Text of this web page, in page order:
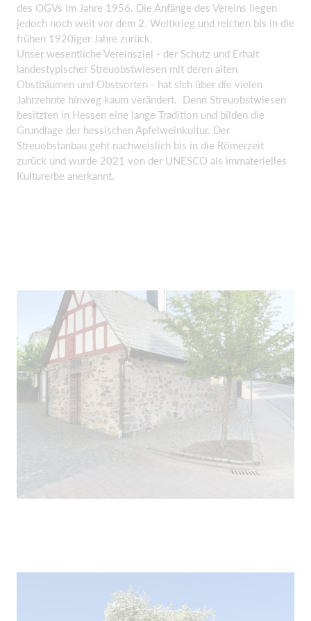
des OGVs im Jahre 1956. Die Anfänge des Vereins liegen
jedoch noch weit vor dem 2. Weltkrieg und reichen bis in die
frühen 1920iger Jahre zurück.
Unser wesentliche Vereinsziel - der Schutz und Erhalt
landestypischer Streuobstwiesen mit deren alten
Obstbäumen und Obstsorten - hat sich über die vielen
Jahrzehnte hinweg kaum verändert. Denn Streuobstwiesen
besitzten in Hessen eine lange Tradition und bilden die
Grundlage der hessischen Apfelweinkultur. Der
Streuobstanbau geht nachweislich bis in die Römerzeit
zurück und wurde 2021 von der UNESCO als immaterielles
Kulturerbe anerkannt.